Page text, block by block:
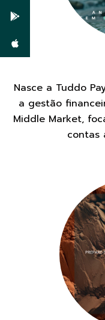
Nasce a Tuddo
a gestão
Middle Market,
contas